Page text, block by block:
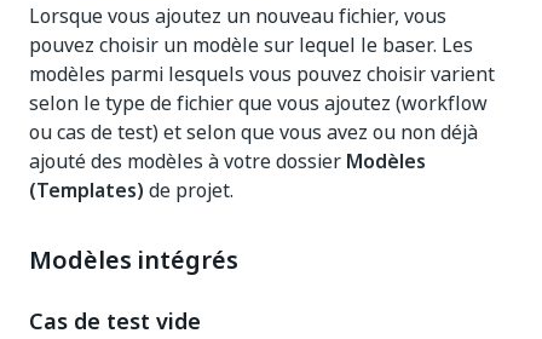
Lorsque vous ajoutez un nouveau fichier, vous
pouvez choisir un modèle sur lequel le baser. Les
modèles parmi lesquels vous pouvez choisir varient
selon le type de fichier que vous ajoutez (workflow
ou cas de test) et selon que vous avez ou non déjà
ajouté des modèles à votre dossier Modèles
(Templates) de projet.
Modèles intégrés
Cas de test vide